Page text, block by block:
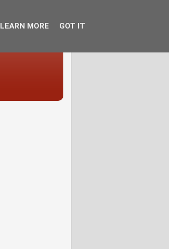
LEARN MORE GOT IT